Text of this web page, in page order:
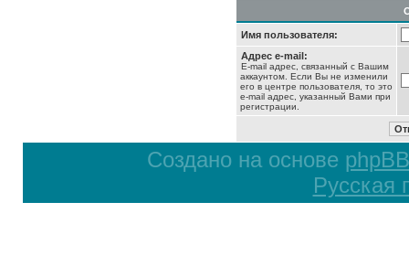
Имя пользователя:
Адрес e-mail:
E-mail адрес, связанный с Вашим
аккаунтом. Если Вы не изменили
его в центре пользователя, то это
e-mail адрес, указанный Вами при
регистрации.
Создано на основе phpBB
Русская